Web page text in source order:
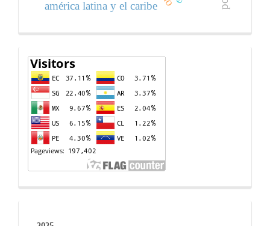
américa latina y el caribe
Contador
de
visitas
Informes